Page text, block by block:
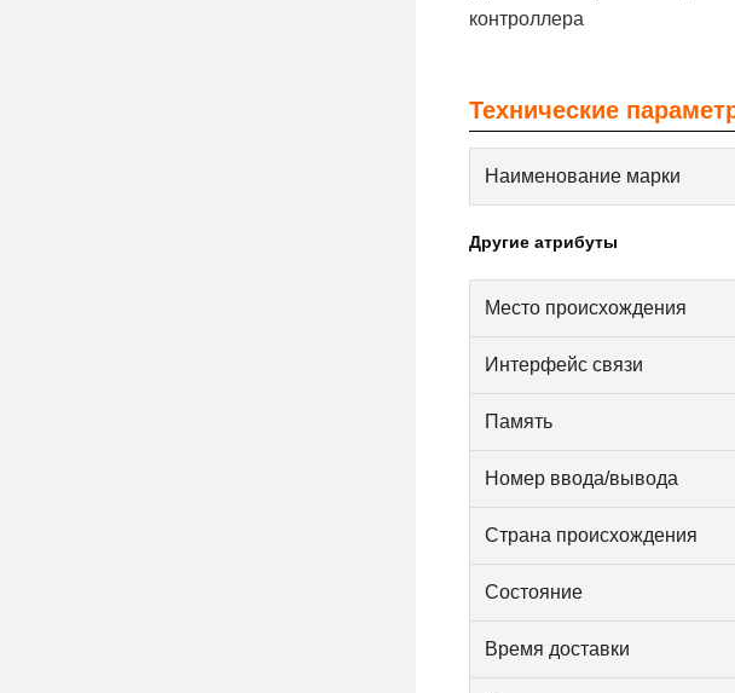
контроллера
Технические
Наименование марки
Другие атрибуты
Место происхождения
Интерфейс связи
Память
Номер ввода/вывода
Страна происхождения
Состояние
Время доставки